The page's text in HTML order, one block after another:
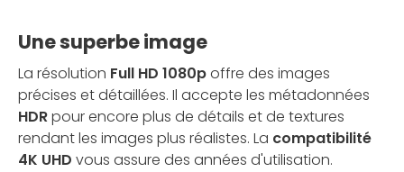
Une superbe image
La résolution Full HD 1080poffre des images
précises et détaillées. Il accepte les métadonnées
HDRpour encore plus de détails et de textures
rendant les images plus réalistes. La compatibilité
4K UHD vous assure des années d'utilisation.